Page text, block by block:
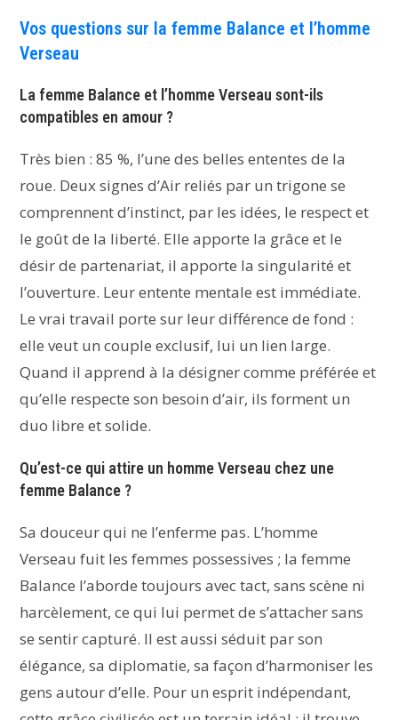
Vos questions sur la femme Balance et l’homme
Verseau
La femme Balance et l’homme Verseau sont-ils
compatibles en amour ?
Très bien : 85 %, l’une des belles ententes de la
roue. Deux signes d’Air reliés par un trigone se
comprennent d’instinct, par les idées, le respect et
le goût de la liberté. Elle apporte la grâce et le
désir de partenariat, il apporte la singularité et
l’ouverture. Leur entente mentale est immédiate.
Le vrai travail porte sur leur différence de fond :
elle veut un couple exclusif, lui un lien large.
Quand il apprend à la désigner comme préférée et
qu’elle respecte son besoin d’air, ils forment un
duo libre et solide.
Qu’est-ce qui attire un homme Verseau chez une
femme Balance ?
Sa douceur qui ne l’enferme pas. L’homme
Verseau fuit les femmes possessives ; la femme
Balance l’aborde toujours avec tact, sans scène ni
harcèlement, ce qui lui permet de s’attacher sans
se sentir capturé. Il est aussi séduit par son
élégance, sa diplomatie, sa façon d’harmoniser les
gens autour d’elle. Pour un esprit indépendant,